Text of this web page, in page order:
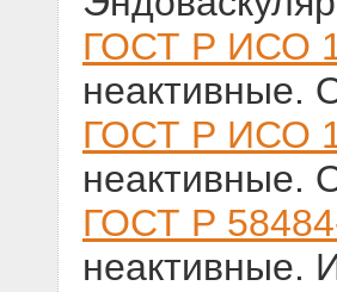
ГОСТ Р ИСО
неактивные.
ГОСТ Р ИСО
неактивные.
ГОСТ Р
неактивные.